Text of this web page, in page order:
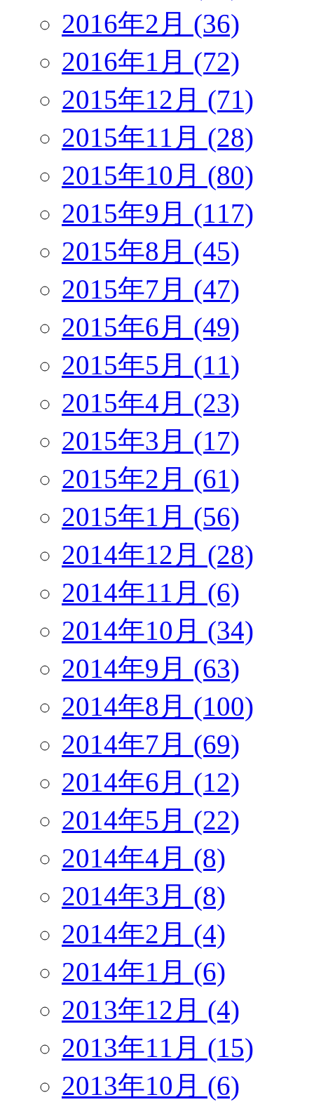
2016年2月 (36)
2016年1月 (72)
2015年12月 (71)
2015年11月 (28)
2015年10月 (80)
2015年9月 (117)
2015年8月 (45)
2015年7月 (47)
2015年6月 (49)
2015年5月 (11)
2015年4月 (23)
2015年3月 (17)
2015年2月 (61)
2015年1月 (56)
2014年12月 (28)
2014年11月 (6)
2014年10月 (34)
2014年9月 (63)
2014年8月 (100)
2014年7月 (69)
2014年6月 (12)
2014年5月 (22)
2014年4月 (8)
2014年3月 (8)
2014年2月 (4)
2014年1月 (6)
2013年12月 (4)
2013年11月 (15)
2013年10月 (6)